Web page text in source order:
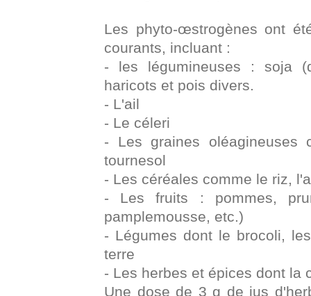
Les phyto-œstrogènes ont
courants, incluant :
- les légumineuses : soja
haricots et pois divers.
- L'ail
- Le céleri
- Les graines
tournesol
- Les céréales comme le riz,
- Les fruits : pommes,
pamplemousse, etc.)
- Légumes dont le brocoli,
terre
- Les herbes et épices dont la
Une dose de 3 g de jus